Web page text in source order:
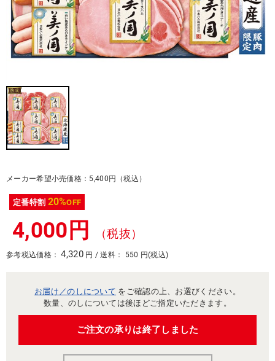
メーカー希望小売価格：5,400円（税込）
定番特割 20%OFF
4,000円 （税抜）
参考税込価格：4,320円 / 送料： 550 円(税込)
お届け／のしについて をご確認の上、お選びください。
数量、のしについては後ほどご指定いただきます。
ご注文の承りは終了しました